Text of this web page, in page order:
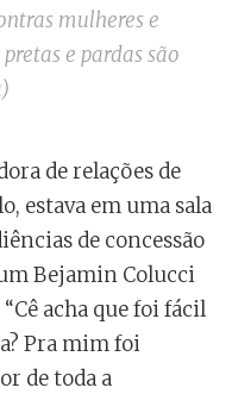
mulheres e
e pardas são
de relações de
estava em uma sala
de concessão
Bejamin Colucci
acha que foi fácil
Pra mim foi
de toda a